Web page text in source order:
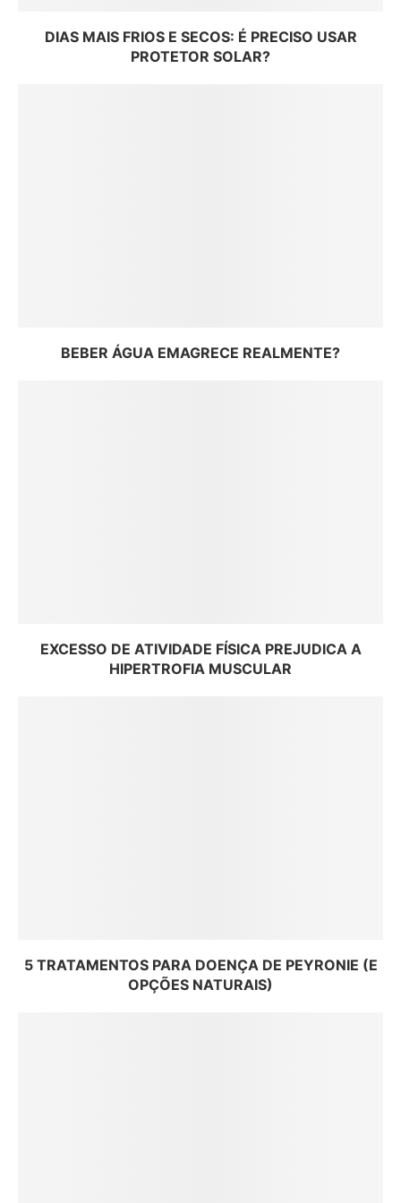
DIAS MAIS FRIOS E SECOS: É PRECISO USAR
PROTETOR SOLAR?
BEBER ÁGUA EMAGRECE REALMENTE?
EXCESSO DE ATIVIDADE FÍSICA PREJUDICA A
HIPERTROFIA MUSCULAR
5 TRATAMENTOS PARA DOENÇA DE PEYRONIE (E
OPÇÕES NATURAIS)